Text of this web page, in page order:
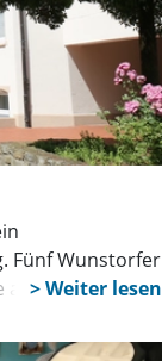
Fünf Wunstorfer
an. Eltern
eingeplant.